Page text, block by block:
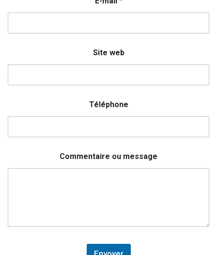
Site web
Téléphone
Commentaire ou message